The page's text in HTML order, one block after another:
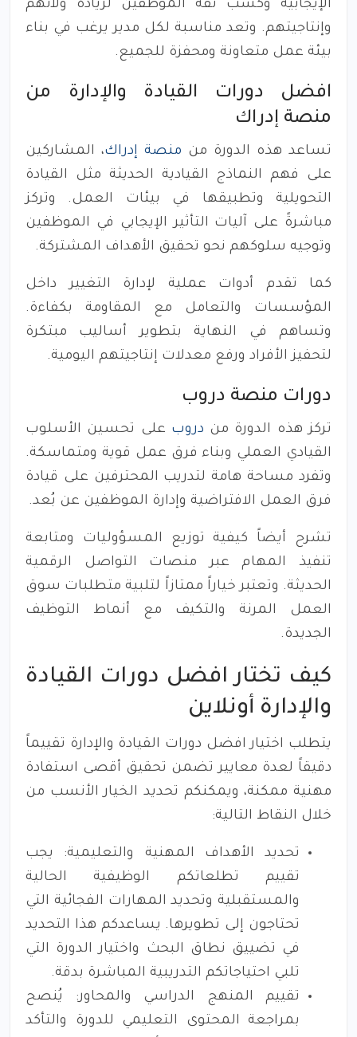
الإيجابية وكسب ثقة الموظفين لزيادة ولائهم
وإنتاجيتهم. وتعد مناسبة لكل مدير يرغب في بناء
بيئة عمل متعاونة ومحفزة للجميع.
افضل دورات القيادة والإدارة من
منصة إدراك
تساعد هذه الدورة من منصة إدراك، المشاركين
على فهم النماذج القيادية الحديثة مثل القيادة
التحويلية وتطبيقها في بيئات العمل. وتركز
مباشرةً على آليات التأثير الإيجابي في الموظفين
وتوجيه سلوكهم نحو تحقيق الأهداف المشتركة.
كما تقدم أدوات عملية لإدارة التغيير داخل
المؤسسات والتعامل مع المقاومة بكفاءة.
وتساهم في النهاية بتطوير أساليب مبتكرة
لتحفيز الأفراد ورفع معدلات إنتاجيتهم اليومية.
دورات منصة دروب
تركز هذه الدورة من دروب على تحسين الأسلوب
القيادي العملي وبناء فرق عمل قوية ومتماسكة.
وتفرد مساحة هامة لتدريب المحترفين على قيادة
فرق العمل الافتراضية وإدارة الموظفين عن بُعد.
تشرح أيضاً كيفية توزيع المسؤوليات ومتابعة
تنفيذ المهام عبر منصات التواصل الرقمية
الحديثة. وتعتبر خياراً ممتازاً لتلبية متطلبات سوق
العمل المرنة والتكيف مع أنماط التوظيف
الجديدة.
كيف تختار افضل دورات القيادة
والإدارة أونلاين
يتطلب اختيار افضل دورات القيادة والإدارة تقييماً
دقيقاً لعدة معايير تضمن تحقيق أقصى استفادة
مهنية ممكنة، ويمكنكم تحديد الخيار الأنسب من
خلال النقاط التالية:
تحديد الأهداف المهنية والتعليمية: يجب
تقييم تطلعاتكم الوظيفية الحالية
والمستقبلية وتحديد المهارات الفجائية التي
تحتاجون إلى تطويرها. يساعدكم هذا التحديد
في تضييق نطاق البحث واختيار الدورة التي
تلبي احتياجاتكم التدريبية المباشرة بدقة.
تقييم المنهج الدراسي والمحاور: يُنصح
بمراجعة المحتوى التعليمي للدورة والتأكد